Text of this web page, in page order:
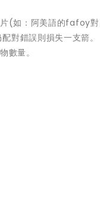
片(如：阿美語的fafoy
對錯誤則損失一支箭。
數量。